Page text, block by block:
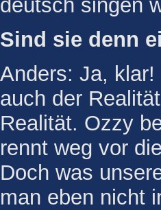
deutsch singen
Sind sie denn
Anders: Ja,
auch der
Realität. Ozzy
rennt weg vor
Doch was
man eben nicht